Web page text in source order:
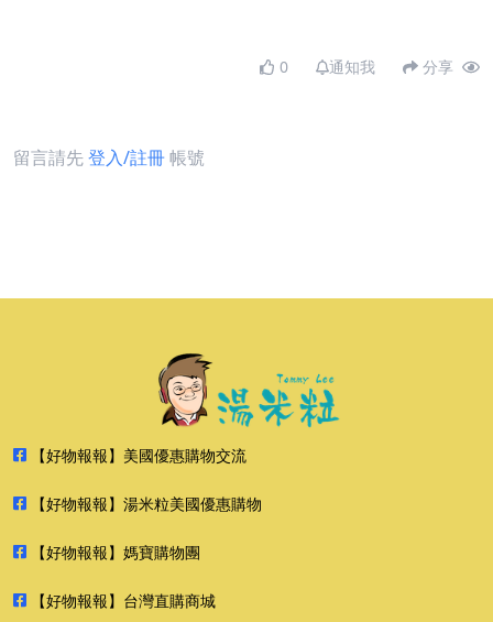
0 通知我 分享
留言請先登入/註冊帳號
【好物報報】美國優惠購物交流
【好物報報】湯米粒美國優惠購物
【好物報報】媽寶購物團
【好物報報】台灣直購商城